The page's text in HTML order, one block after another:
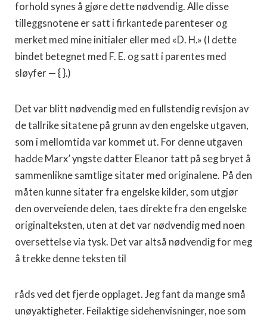
forhold synes å gjøre dette nød­vendig. Alle disse
tilleggsnotene er satt i firkantede parenteser og
merket med mine initialer eller med «D. H.» (I dette
bindet be­tegnet med F. E. og satt i parentes med
sløyfer — { }.)
Det var blitt nødvendig med en fullstendig revisjon av
de tall­rike sitatene på grunn av den engelske utgaven,
som i mellomtida var kommet ut. For denne utgaven
hadde Marx’ yngste datter Eleanor tatt på seg bryet å
sammenlikne samtlige sitater med originalene. På den
måten kunne sitater fra engelske kilder, som utgjør
den overveiende delen, taes direkte fra den engelske
origi­nalteksten, uten at det var nødvendig med noen
oversettelse via tysk. Det var altså nødvendig for meg
å trekke denne teksten til
råds ved det fjerde opplaget. Jeg fant da mange små
unøyaktig­heter. Feilaktige sidehenvisninger, noe som